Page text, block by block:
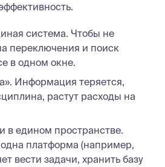
система. Чтобы не
переключения и поиск
в одном окне.
Информация теряется,
растут расходы на
в едином пространстве.
платформа (например,
вести задачи, хранить базу